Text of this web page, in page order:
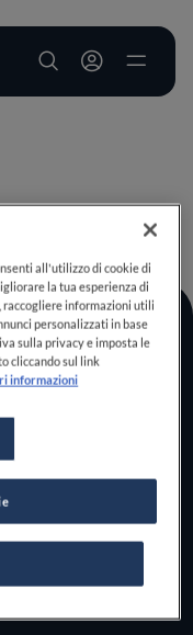
User account
te
all'utilizzo di cookie di
la tua esperienza di
raccogliere informazioni utili
personalizzati in base
sulla privacy e imposta le
cliccando sul link
informazioni